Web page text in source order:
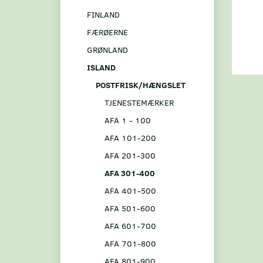
FINLAND
FÆRØERNE
GRØNLAND
ISLAND
POSTFRISK/HÆNGSLET
TJENESTEMÆRKER
AFA 1 - 100
AFA 101-200
AFA 201-300
AFA 301-400
AFA 401-500
AFA 501-600
AFA 601-700
AFA 701-800